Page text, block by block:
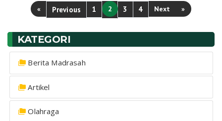
« Previous 1 2 3 4 Next »
KATEGORI
Berita Madrasah
Artikel
Olahraga